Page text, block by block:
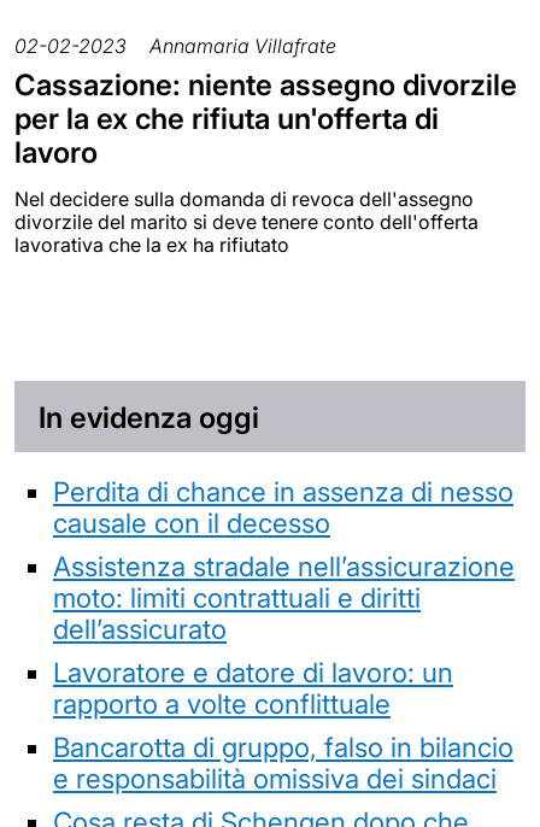
02-02-2023 Annamaria Villafrate
Cassazione: niente assegno divorzile
per la ex che rifiuta un'offerta di
lavoro
Nel decidere sulla domanda di revoca dell'assegno
divorzile del marito si deve tenere conto dell'offerta
lavorativa che la ex ha rifiutato
In evidenza oggi
Perdita di chance in assenza di nesso
causale con il decesso
Assistenza stradale nell’assicurazione
moto: limiti contrattuali e diritti
dell’assicurato
Lavoratore e datore di lavoro: un
rapporto a volte conflittuale
Bancarotta di gruppo, falso in bilancio
e responsabilità omissiva dei sindaci